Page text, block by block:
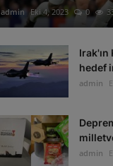
admin Eki 4, 2023 0
Irak'ın
hedef
admin
admin